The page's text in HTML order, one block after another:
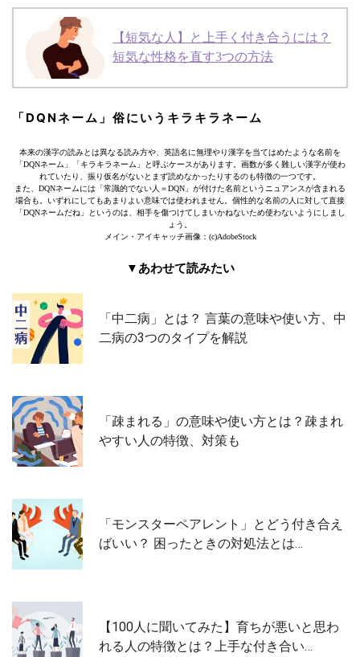
【短気な人】と上手く付き合うには？
短気な性格を直す3つの方法
「DQNネーム」俗にいうキラキラネーム
本来の漢字の読みとは異なる読み方や、英語名に無理やり漢字を当てはめたような名前を
「DQNネーム」「キラキラネーム」と呼ぶケースがあります。画数が多く難しい漢字が使わ
れていたり、振り仮名がないとまず読めなかったりするのも特徴の一つです。
また、DQNネームには「常識的でない人＝DQN」が付けた名前というニュアンスが含まれる
場合も。いずれにしてもあまりよい意味では使われません。個性的な名前の人に対して直接
「DQNネームだね」というのは、相手を傷つけてしまいかねないため使わないようにしまし
ょう。
メイン・アイキャッチ画像：(c)AdobeStock
▼あわせて読みたい
「中二病」とは？ 言葉の意味や使い方、中
二病の3つのタイプを解説
「疎まれる」の意味や使い方とは？疎まれ
やすい人の特徴、対策も
「モンスターペアレント」とどう付き合え
ばいい？ 困ったときの対処法とは…
【100人に聞いてみた】育ちが悪いと思わ
れる人の特徴とは？上手な付き合い…